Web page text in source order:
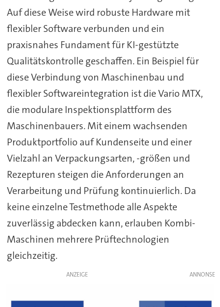
Auf diese Weise wird robuste Hardware mit
flexibler Software verbunden und ein
praxisnahes Fundament für KI-gestützte
Qualitätskontrolle geschaffen. Ein Beispiel für
diese Verbindung von Maschinenbau und
flexibler Softwareintegration ist die Vario MTX,
die modulare Inspektionsplattform des
Maschinenbauers. Mit einem wachsenden
Produktportfolio auf Kundenseite und einer
Vielzahl an Verpackungsarten, -größen und
Rezepturen steigen die Anforderungen an
Verarbeitung und Prüfung kontinuierlich. Da
keine einzelne Testmethode alle Aspekte
zuverlässig abdecken kann, erlauben Kombi-
Maschinen mehrere Prüftechnologien
gleichzeitig.
ANZEIGE